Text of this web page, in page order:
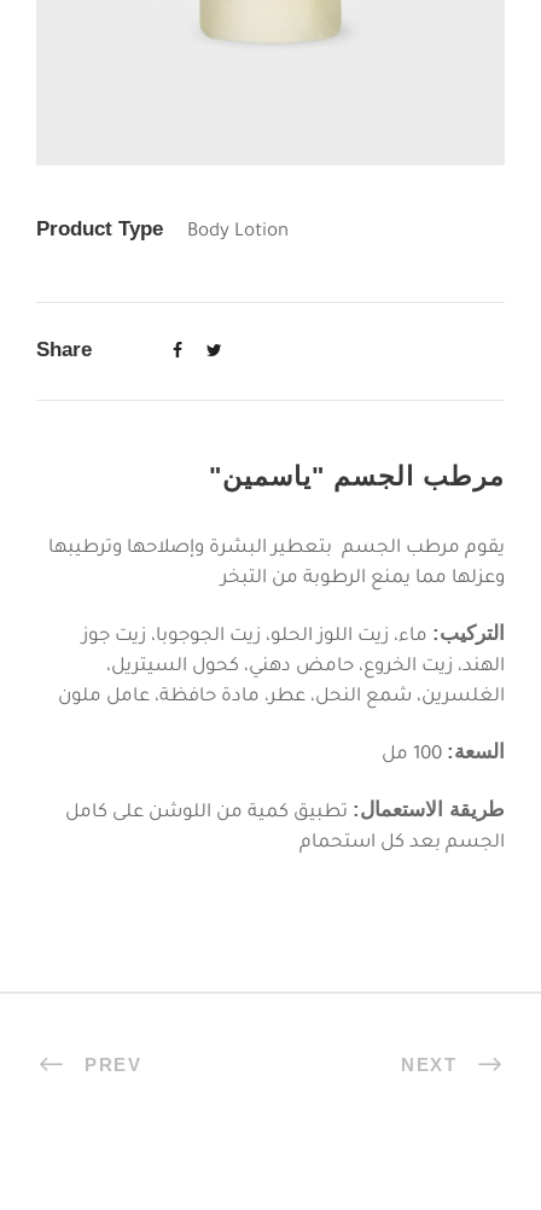
Product Type Body Lotion
Share
"مرطب الجسم "ياسمين
يقوم مرطب الجسم بتعطير البشرة وإصلاحها وترطيبها
وعزلها مما يمنع الرطوبة من التبخر
التركيب: ماء، زيت اللوز الحلو، زيت الجوجوبا، زيت جوز
الهند، زيت الخروع، حامض دهني، كحول السيتريل،
الغلسرين، شمع النحل، عطر، مادة حافظة، عامل ملون
السعة:
طريقة الاستعمال: تطبيق كمية من اللوشن على كامل
الجسم بعد كل استحمام
PREV NEXT